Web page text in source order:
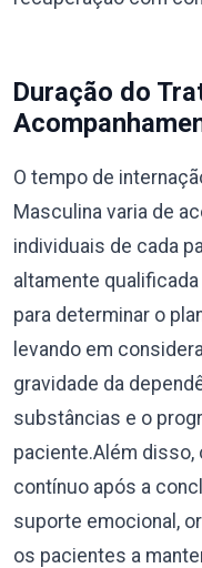
Duração do
O tempo de
Masculina varia de
individuais de cada
altamente
para determinar o
levando em
gravidade da
substâncias e o
paciente.Além
contínuo após a
suporte emocional,
os pacientes a